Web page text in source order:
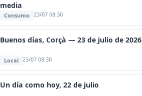
media
Consumo 23/07 08:30
Buenos días, Corçà — 23 de julio de 2026
Local 23/07 08:30
Un día como hoy, 22 de julio